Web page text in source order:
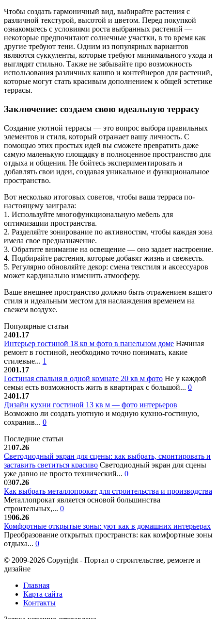
Чтобы создать гармоничный вид, выбирайте растения с
различной текстурой, высотой и цветом. Перед покупкой
ознакомьтесь с условиями роста выбранных растений —
некоторые предпочитают солнечные участки, в то время как
другие требуют тени. Одним из популярных вариантов
являются суккуленты, которые требуют минимального ухода и
выглядят стильно. Также не забывайте про возможность
использования различных кашпо и контейнеров для растений,
которые могут стать красивым дополнением к общей эстетике
террасы.
Заключение: создаем свою идеальную террасу
Создание уютной террасы — это вопрос выбора правильных
элементов и стиля, который отражает вашу личность. С
помощью этих простых идей вы сможете превратить даже
самую маленькую площадку в полноценное пространство для
отдыха и общения. Не бойтесь экспериментировать и
добавлять свои идеи, создавая уникальное и функциональное
пространство.
Вот несколько итоговых советов, чтобы ваша терраса по-
настоящему заиграла:
1. Используйте многофункциональную мебель для
оптимизации пространства.
2. Разделяйте зонирование по активностям, чтобы каждая зона
имела свое предназначение.
3. Обратите внимание на освещение — оно задает настроение.
4. Подбирайте растения, которые добавят жизнь и свежесть.
5. Регулярно обновляйте декор: смена текстиля и аксессуаров
может кардинально изменить атмосферу.
Ваше внешнее пространство должно быть отражением вашего
стиля и идеальным местом для наслаждения временем на
свежем воздухе.
Популярные статьи
2401.17
Интерьер гостиной 18 кв м фото в панельном доме Начиная
ремонт в гостиной, необходимо точно понимать, какие
стилевые... 1
2001.17
Гостиная спальня в одной комнате 20 кв м фото Не у каждой
семьи есть возможность жить в квартирах с большой... 0
2401.17
Дизайн кухни гостиной 13 кв м — фото интерьеров
Возможно ли создать уютную и модную кухню-гостиную,
сохранив... 0
Последние статьи
2107.26
Светодиодный экран для сцены: как выбрать, смонтировать и
заставить светиться красиво Светодиодный экран для сцены
уже давно не просто технический... 0
0307.26
Как выбрать металлопрокат для строительства и производства
Металлопрокат является основой большинства
строительных,... 0
1906.26
Комфортные открытые зоны: уют как в домашних интерьерах
Преобразование открытых пространств: как комфортные зоны
отдыха... 0
© 2009-2026 Copyright - Портал о строительстве, ремонте и
дизайне
Главная
Карта сайта
Контакты